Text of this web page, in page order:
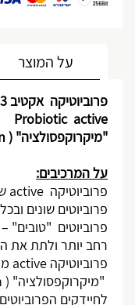
על המוצר
פרוביוטיקה אקטיב 3 מיליארד
Probiotic active
"מיקרוקפסולציה" (
על המרכיבים:
פרוביוטיקה active
פרוביוטים
רחב יותר ולתת את
פרוביוטיקה active
"מיקרוקפסולציה" (
לחיידקים